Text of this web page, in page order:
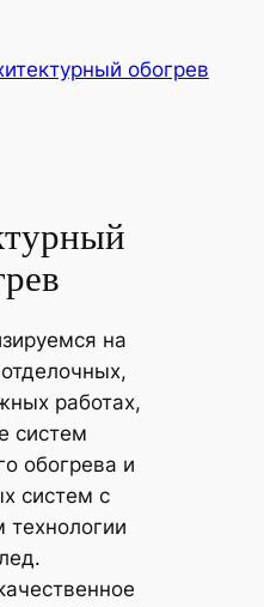
обогрев
на
работах,
систем
обогрева и
систем с